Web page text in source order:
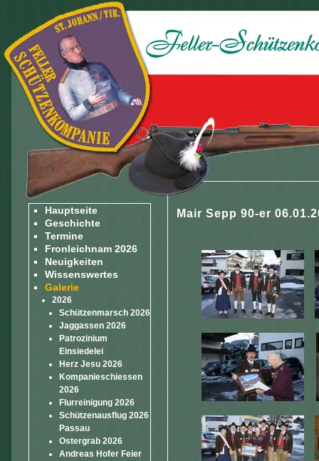
Hauptseite
Geschichte
Termine
Fronleichnam 2026
Neuigkeiten
Wissenswertes
Galerie
2026
Schützenmarsch 2026
Jaggassen 2026
Patrozinium
Einsiedelei
Herz Jesu 2026
Kompanieschiessen
2026
Flurreinigung 2026
Schützenausflug 2026
Passau
Ostergrab 2026
Andreas Hofer Feier
Mair Sepp 90-er